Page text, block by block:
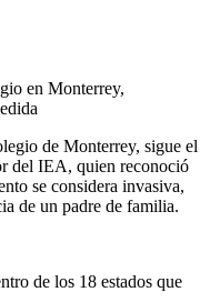
en Monterrey,
de Monterrey, sigue el
del IEA, quien reconoció
se considera invasiva,
de un padre de familia.
de los 18 estados que